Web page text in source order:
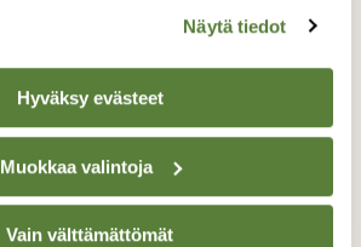
Näytä tiedot
Hyväksy evästeet
Muokkaa valintoja
Vain välttämättömät
TAKAISIN LISTAAN